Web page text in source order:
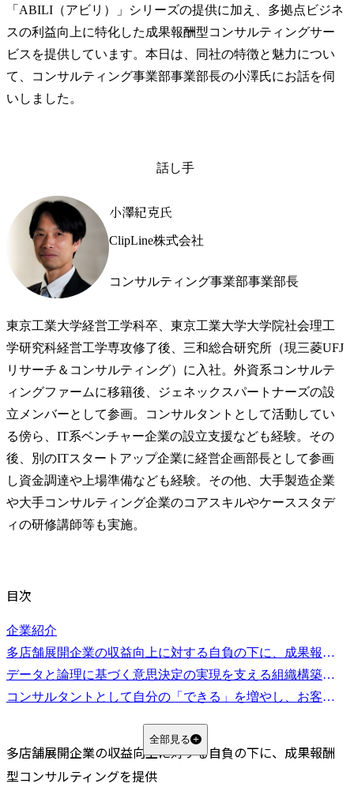
「ABILI（アビリ）」シリーズの提供に加え、多拠点ビジネ
スの利益向上に特化した成果報酬型コンサルティングサー
ビスを提供しています。本日は、同社の特徴と魅力につい
て、コンサルティング事業部事業部長の小澤氏にお話を伺
いしました。
話し手
小澤紀克氏
ClipLine株式会社
コンサルティング事業部事業部長
東京工業大学経営工学科卒、東京工業大学大学院社会理工
学研究科経営工学専攻修了後、三和総合研究所（現三菱UFJ
リサーチ＆コンサルティング）に入社。外資系コンサルテ
ィングファームに移籍後、ジェネックスパートナーズの設
立メンバーとして参画。コンサルタントとして活動してい
る傍ら、IT系ベンチャー企業の設立支援なども経験。その
後、別のITスタートアップ企業に経営企画部長として参画
し資金調達や上場準備なども経験。その他、大手製造企業
や大手コンサルティング企業のコアスキルやケーススタデ
ィの研修講師等も実施。
目次
企業紹介
多店舗展開企業の収益向上に対する自負の下に、成果報酬型コンサルティングを提供
データと論理に基づく意思決定の実現を支える組織構築を支援
コンサルタントとして自分の「できる」を増やし、お客様の「できる」を増やす連鎖によって、世の中全体の幸福を増加させる
全部見る
多店舗展開企業の収益向上に対する自負の下に、成果報酬
型コンサルティングを提供